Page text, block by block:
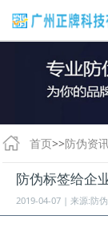
首页>>防伪资
防伪标签给企
2019-04-07 | 来源:防